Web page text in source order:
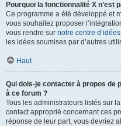
Pourquoi la fonctionnalité X n’est
Ce programme a été développé et
vous souhaitez proposer
vous rendre sur notre centre d’idées
les idées soumises par d’autres
Haut
Qui dois-je contacter à propos de
à ce forum ?
Tous les administrateurs listés sur
contact approprié concernant ces
réponse de leur part, vous devriez